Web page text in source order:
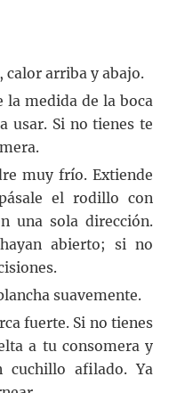
calor arriba y abajo.
la medida de la boca
usar. Si no tienes te
muy frío. Extiende
el rodillo con
una sola dirección.
abierto; si no
suavemente.
fuerte. Si no tienes
a tu consomera y
afilado. Ya